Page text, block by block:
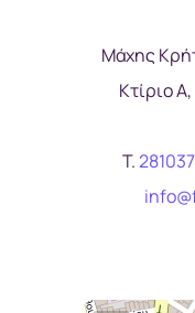
Μάχης
Kτίριο
T.